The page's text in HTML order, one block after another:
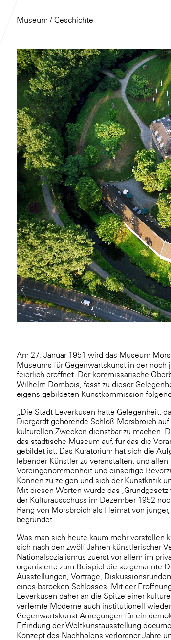
Museum / Geschichte
Am 27. Januar 1951 wird das Museum
Museums für Gegenwartskunst in der
feierlich eröffnet. Der kommissarische
Wilhelm Dombois, fasst zu dieser
eigens gebildeten Kunstkommission
„Die Stadt Leverkusen hatte Gelegenheit,
Diergardt gehörende Schloß Morsbroich
kulturellen Zwecken dienstbar zu machen.
das städtische Museum auf, für das die
gebildet ist. Das Kuratorium hat sich die
lebender Künstler zu veranstalten, und
Voreingenommenheit und einseitige
Können zu zeigen und sich der Kunstkritik
Mit diesen Worten wurde das
der Kulturausschuss im Dezember 1952
Rang von Morsbroich als Heimat von
begründet.
Was man sich heute kaum mehr vorstellen
sich nach den zwölf Jahren künstlerischer
Nationalsozialismus zuerst vor allem im
organisierte zum Beispiel die so genannte
Ausstellungen, Vorträge,
eines barocken Schlosses. Mit der
Leverkusen daher an die Spitze einer
verfemte Moderne auch institutionell
Gegenwartskunst Anregungen für ein
Erfindung der Weltkunstausstellung
Konzept des Nachholens verlorener Jahre